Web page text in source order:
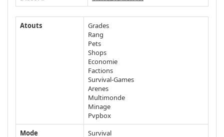
Atouts
Grades
Rang
Pets
Shops
Economie
Factions
Survival-Games
Arenes
Multimonde
Minage
Pvpbox
Mode
Survival